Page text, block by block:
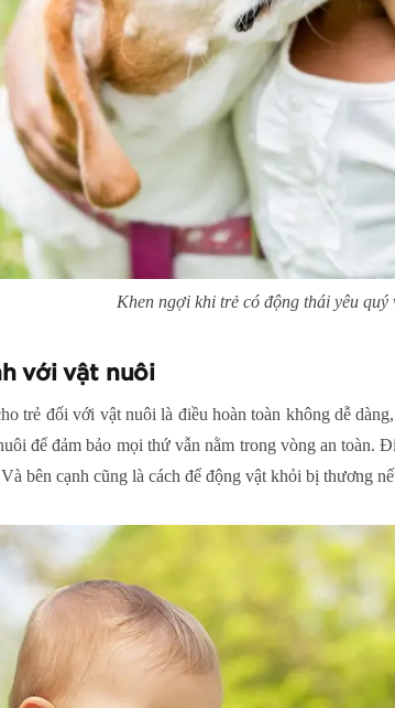
Khen ngợi khi trẻ có động thái yêu quý
với vật nuôi
trẻ đối với vật nuôi là điều hoàn toàn không dễ
để đảm bảo mọi thứ vẫn nằm trong vòng an toàn.
bên cạnh cũng là cách để động vật khỏi bị thương